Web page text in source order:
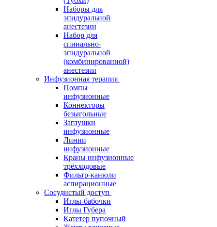
Наборы для
эпидуральной
анестезии
Набор для
спинально-
эпидуральной
(комбинированной)
анестезии
Инфузионная терапия
Помпы
инфузионные
Коннекторы
безыгольные
Заглушки
инфузионные
Линии
инфузионные
Краны инфузионные
трёхходовые
Фильтр-канюли
аспирационные
Сосудистый доступ
Иглы-бабочки
Иглы Губера
Катетер пупочный